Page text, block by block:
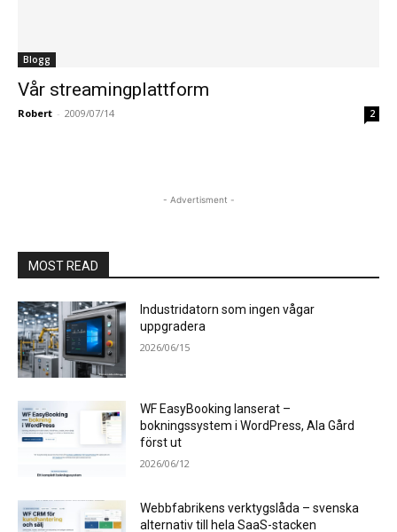
Blogg
Vår streamingplattform
Robert - 2009/07/14 2
- Advertisment -
MOST READ
Industridatorn som ingen vågar
uppgradera
2026/06/15
WF EasyBooking lanserat –
bokningssystem i WordPress, Ala Gård
först ut
2026/06/12
Webbfabrikens verktygslåda – svenska
alternativ till hela SaaS-stacken